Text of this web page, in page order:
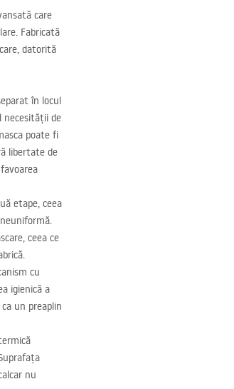
care
Fabricată
datorită
în locul
necesității de
poate fi
libertate de
etape, ceea
ceea ce
cu
igienică a
un preaplin
nu